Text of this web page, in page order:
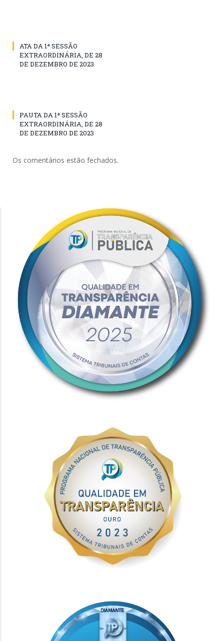
ATA DA 1ª SESSÃO
EXTRAORDINÁRIA, DE 28
DE DEZEMBRO DE 2023
PAUTA DA 1ª SESSÃO
EXTRAORDINÁRIA, DE 28
DE DEZEMBRO DE 2023
Os comentários estão fechados.